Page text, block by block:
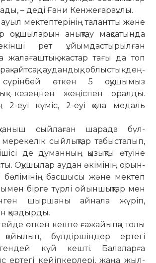
– деді Ғани Кенжеғараұлы.
мектептерінің талант­ты және
оқушыларын анықтау мақсатында
рет ұйым­дастырылған
жалағаш­тық жастар тағы да топ
айтсақ, аудандық, об­лыс­тық дең­
өткен 5 оқушымыз
кезеңнен жеңіс­пен орал­ды.
2-еуі күміс, 2-еуі қола медаль
сыйлаған шарада бүл­­
сыйлықтар табыс­талып,
де думанның қы­зық­ты өтуіне
Оқушылар аудан әкімінің орын­
бөлімінің басшысы және мектеп
бірге түрлі ойыншықтар мен
шыр­­шаны айнала жүріп,
қыздырды.
өткен кеште ға­жайыпқа толы
бүл­діршіндер ертегі
күй кешті. Балаларға
ертегі кейіп­керлері, жаңа жыл­